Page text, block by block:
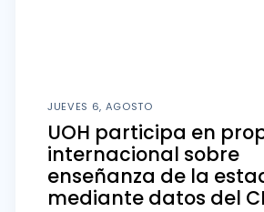
JUEVES 6, AGOSTO
UOH participa en
internacional sobre
enseñanza de la
mediante datos del